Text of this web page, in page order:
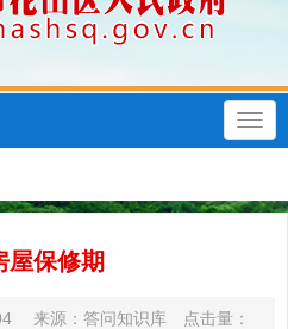
屋保修期
来源：答问知识库 点击量：